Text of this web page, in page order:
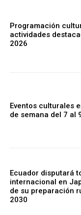
Programación
actividades
2026
Eventos culturales
de semana del 7 al
Ecuador disputará
internacional en
de su preparación
2030